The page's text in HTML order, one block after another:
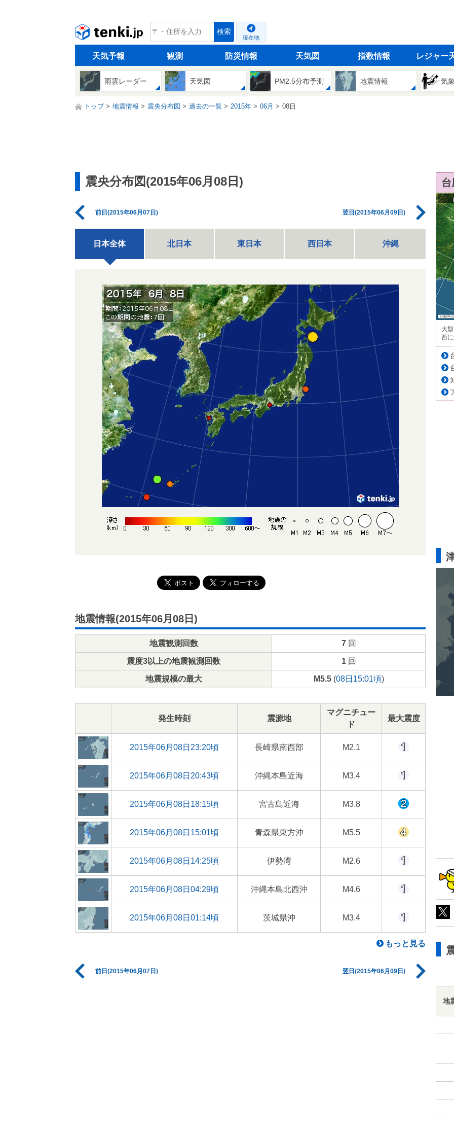
tenki.jp 検索
現在地
天気予報 観測 防災情報 天気図 指数情報 レジャー
雨雲レーダー 天気図 PM2.5分布予測 地震情報 気
トップ 地震情報 震央分布図 過去の一覧 2015年 06月 08日
震央分布図(2015年06月08日)
前日(2015年06月07日) 翌日(2015年06月09日)
日本全体 北日本 東日本 西日本 沖縄
地震情報(2015年06月08日)
地震観測回数 7回
震度3以上の地震観測回数 1回
地震規模の最大 M5.5(08日15:01頃)
発生時刻 震源地
マグニチュー
ド
最大震度
2015年06月08日23:20頃 長崎県南西部 M2.1
2015年06月08日20:43頃 沖縄本島近海 M3.4
2015年06月08日18:15頃 宮古島近海 M3.8
2015年06月08日15:01頃 青森県東方沖 M5.5
2015年06月08日14:25頃 伊勢湾 M2.6
2015年06月08日04:29頃 沖縄本島北西沖 M4.6
2015年06月08日01:14頃 茨城県沖 M3.4
もっと見る
前日(2015年06月07日) 翌日(2015年06月09日)
大
西
地